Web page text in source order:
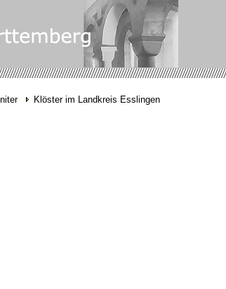
Klöster im Landkreis Esslingen